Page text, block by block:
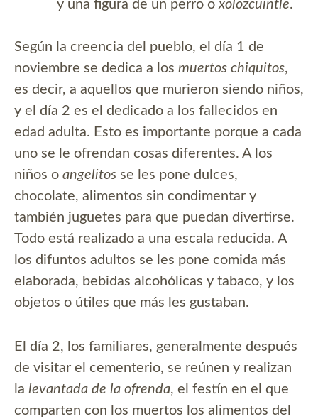
y una figura de un perro oxolozcuintle.
Según la creencia del pueblo, el día 1 de
noviembre se dedica a los muertos chiquitos,
es decir, a aquellos que murieron siendo niños,
y el día 2 es el dedicado a los fallecidos en
edad adulta. Esto es importante porque a cada
uno se le ofrendan cosas diferentes. A los
niños o angelitos se les pone dulces,
chocolate, alimentos sin condimentar y
también juguetes para que puedan divertirse.
Todo está realizado a una escala reducida. A
los difuntos adultos se les pone comida más
elaborada, bebidas alcohólicas y tabaco, y los
objetos o útiles que más les gustaban.
El día 2, los familiares, generalmente después
de visitar el cementerio, se reúnen y realizan
la levantada de la ofrenda, el festín en el que
comparten con los muertos los alimentos del